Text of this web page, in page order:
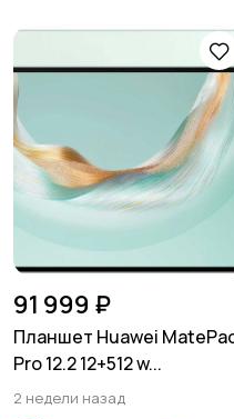
91 999 ₽
Планшет Huawei
Pro 12.2 12+512 w...
2 недели назад